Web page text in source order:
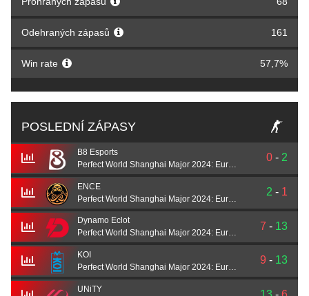
Odehraných zápasů 161
Win rate 57,7%
POSLEDNÍ ZÁPASY
B8 Esports
Perfect World Shanghai Major 2024: European Qualifier A
0 - 2
ENCE
Perfect World Shanghai Major 2024: European Qualifier A
2 - 1
Dynamo Eclot
Perfect World Shanghai Major 2024: European Qualifier A
7 - 13
KOI
Perfect World Shanghai Major 2024: European Qualifier A
9 - 13
UNiTY